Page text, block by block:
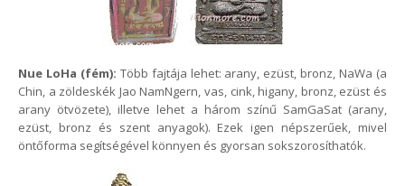
Nue LoHa (fém): Több fajtája lehet: arany, ezüst, bronz, NaWa (a
Chin, a zöldeskék Jao NamNgern, vas, cink, higany, bronz, ezüst és
arany ötvözete), illetve lehet a három színű SamGaSat (arany,
ezüst, bronz és szent anyagok). Ezek igen népszerűek, mivel
öntőforma segítségével könnyen és gyorsan sokszorosíthatók.